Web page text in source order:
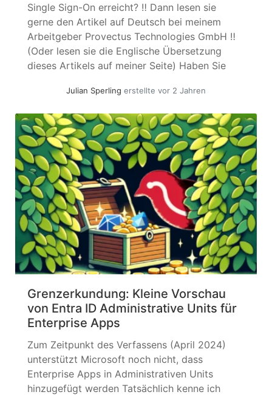
Single Sign-On erreicht? ‼️ Dann lesen sie
gerne den Artikel auf Deutsch bei meinem
Arbeitgeber Provectus Technologies GmbH ‼️
(Oder lesen sie die Englische Übersetzung
dieses Artikels auf meiner Seite) Haben Sie
Sie etwas, das ich übersehen habe? Ich
Julian Sperling erstellte vor 2 Jahren
Grenzerkundung: Kleine Vorschau
von Entra ID Administrative Units für
Enterprise Apps
Zum Zeitpunkt des Verfassens (April 2024)
unterstützt Microsoft noch nicht, dass
Enterprise Apps in Administrativen Units
hinzugefügt werden Tatsächlich kenne ich